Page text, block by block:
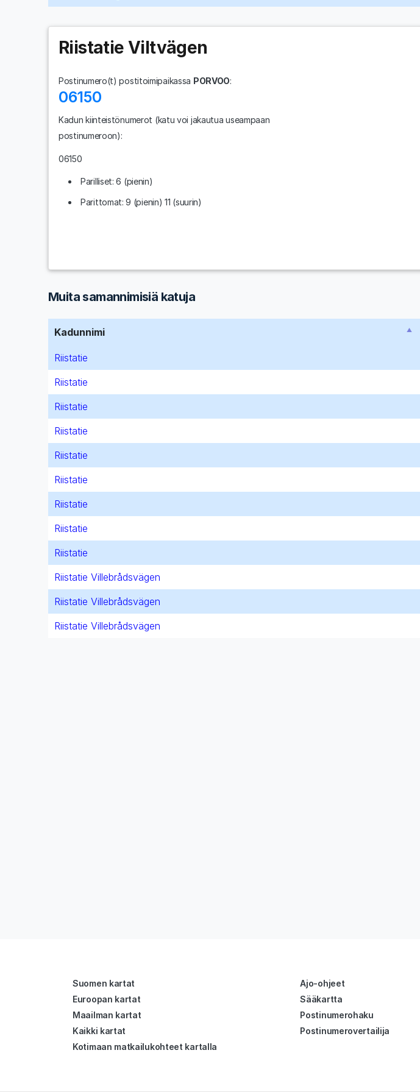
Riistatie Viltvägen
Postinumero(t) postitoimipaikassa PORVOO:
06150
Kadun kiinteistönumerot (katu voi jakautua useampaan
postinumeroon):
06150
Parilliset: 6 (pienin)
Parittomat: 9 (pienin) 11 (suurin)
Muita samannimisiä katuja
Kadunnimi
Riistatie
Riistatie
Riistatie
Riistatie
Riistatie
Riistatie
Riistatie
Riistatie
Riistatie
Riistatie Villebrådsvägen
Riistatie Villebrådsvägen
Riistatie Villebrådsvägen
Suomen kartat
Euroopan kartat
Maailman kartat
Kaikki kartat
Kotimaan matkailukohteet kartalla
Ajo-ohjeet
Sääkartta
Postinumerohaku
Postinumerovertailija